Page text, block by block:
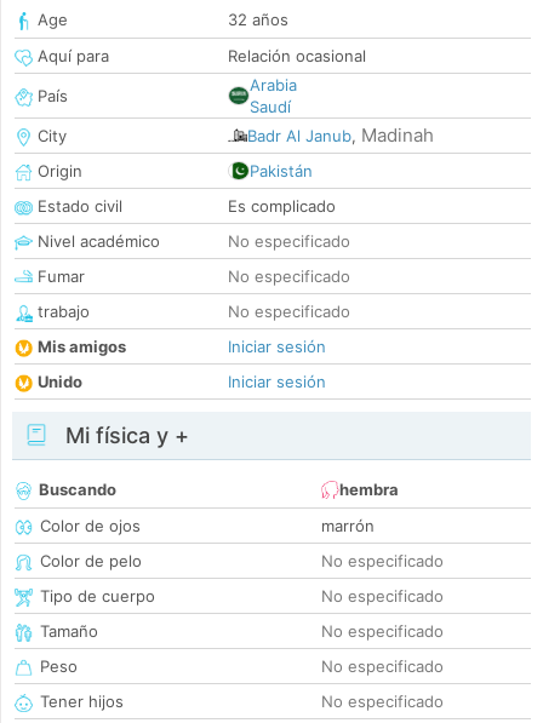
Age
32 años
Aquí para
Relación ocasional
País
Arabia
Saudí
City
Badr Al Janub, Madinah
Origin
Pakistán
Estado civil
Es complicado
Nivel académico
No especificado
Fumar
No especificado
trabajo
No especificado
Mis amigos
Iniciar sesión
Unido
Iniciar sesión
Mi física y +
Buscando
hembra
Color de ojos
marrón
Color de pelo
No especificado
Tipo de cuerpo
No especificado
Tamaño
No especificado
Peso
No especificado
Tener hijos
No especificado